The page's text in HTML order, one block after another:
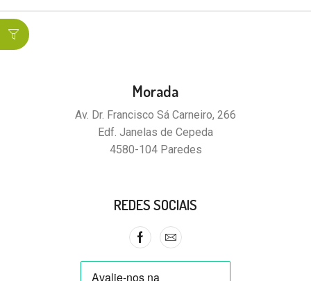
Morada
Av. Dr. Francisco Sá Carneiro, 266
Edf. Janelas de Cepeda
4580-104 Paredes
REDES SOCIAIS